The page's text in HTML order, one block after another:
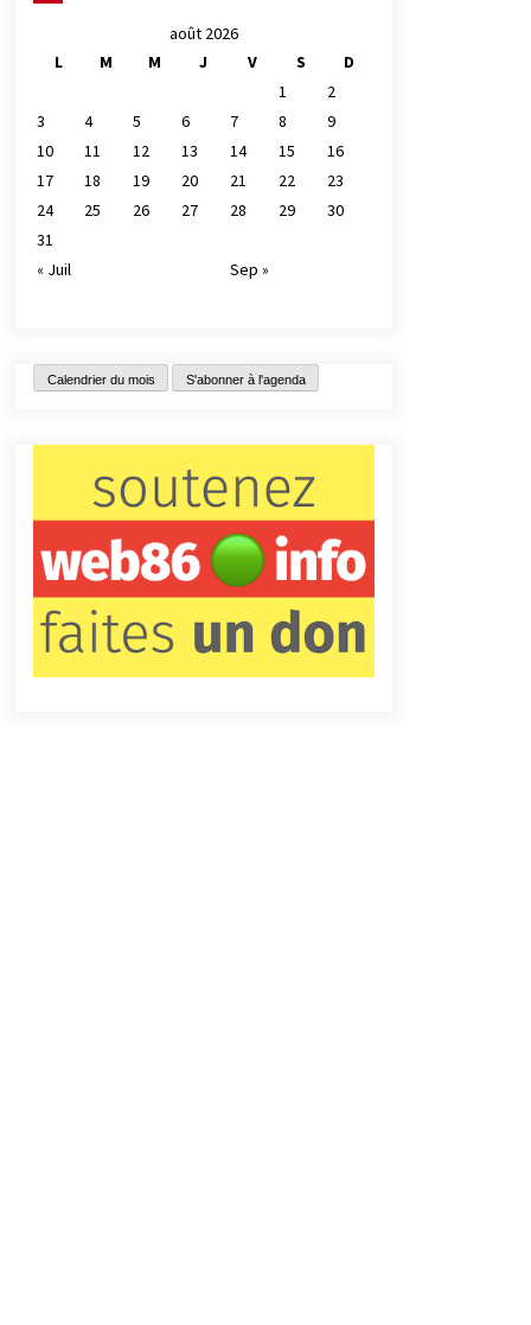
août 2026
L
M M J V S
D
1
2
3
4 5 6 7 8
9
10
11 12 13 14 15
16
17
18 19 20 21 22
23
24
25 26 27 28 29
30
31
« Juil
Sep »
Calendrier du mois S'abonner à l'agenda